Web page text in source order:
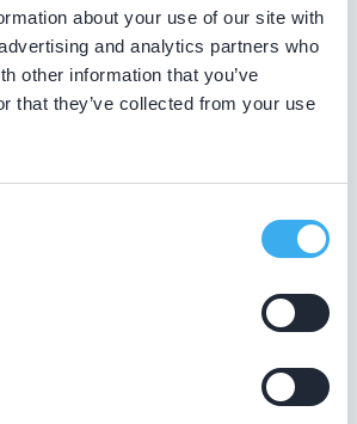
about your use of our site with
and analytics partners who
other information that you’ve
that they’ve collected from your use
website
de Zeeuwstraat 22h, Numansdorp